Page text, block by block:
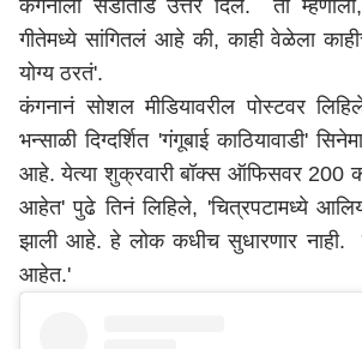
कंगनाला सडोतोड उत्तर दिलं. ती
गीतेमध्ये सांगितलं आहे की, काही वेळेला
योग्य ठरतं'.
कंगनानं सोशल मीडियावरील पोस्टवर
भन्साळी दिग्दर्शित 'गंगूबाई काठियावाडी'
आहे. येत्या शुक्रवारी बॉक्स ऑफिसवर 200
आहेत' पुढे तिनं लिहिले, 'चित्रपटामध्ये
झाली आहे. हे लोक कधीच सुधारणार नाही.
आहेत.'